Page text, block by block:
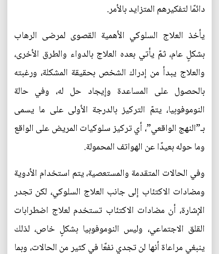
دائمًا لتفكيرهم المتزايد بالأمر.
يأخذ العلاج السلوكي الأهمية القصوى لمرضى الرهاب
بشكلٍ عام، ثمّ يأتي بعده العلاج بالدواء والطرق الأخرى،
والعلاج يبدأ من إدراك الشخص بحقيقة المشكلة، ورغبته
بالحصول على المساعدة وإيجاد حل له، وفي حالة
النوموفوبيا، يتمّ التركيز بالدرجة الأولى على ما يسمى
بـ”النهج الواقعي”، أي تركيز سلوكيات المريض على الواقع
وما حوله بعيدًا عن الهواتف المحمولة.
وفي الحالات المتقدمة والمستعصية، يتم استخدام الأدوية
ومضادات الاكتئاب إلى جانب العلاج السلوكي، لكن تجدر
الإشارة، أن مضادات الاكتئاب تستخدم لعلاج اضطرابات
القلق الاجتماعي، وليس النوموفوبيا بشكلٍ خاص، لذلك
ينبغي مراعاة أنها لن تجدي نفعًا في كثير من الحالات، وبما